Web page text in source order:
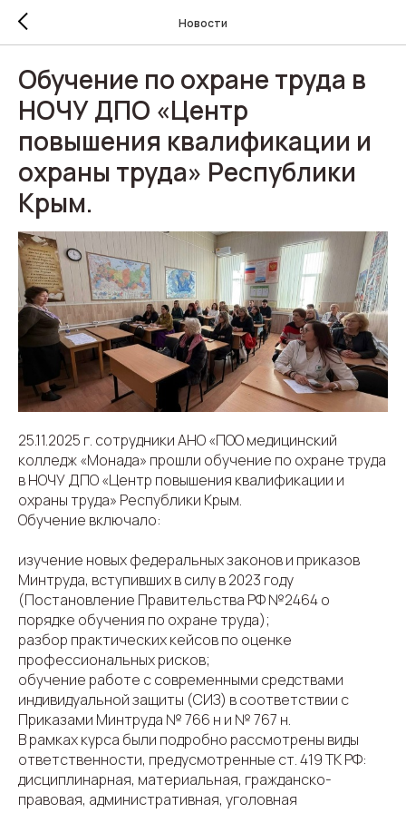
Новости
Обучение по охране труда в
НОЧУ ДПО «Центр
повышения квалификации и
охраны труда» Республики
Крым.
25.11.2025 г. сотрудники АНО «ПОО медицинский
колледж «Монада» прошли обучение по охране труда
в НОЧУ ДПО «Центр повышения квалификации и
охраны труда» Республики Крым.
Обучение включало:
изучение новых федеральных законов и приказов
Минтруда, вступивших в силу в 2023 году
(Постановление Правительства РФ №2464 о
порядке обучения по охране труда);
разбор практических кейсов по оценке
профессиональных рисков;
обучение работе с современными средствами
индивидуальной защиты (СИЗ) в соответствии с
Приказами Минтруда № 766 н и № 767 н.
В рамках курса были подробно рассмотрены виды
ответственности, предусмотренные ст. 419 ТК РФ:
дисциплинарная, материальная, гражданско-
правовая, административная, уголовная